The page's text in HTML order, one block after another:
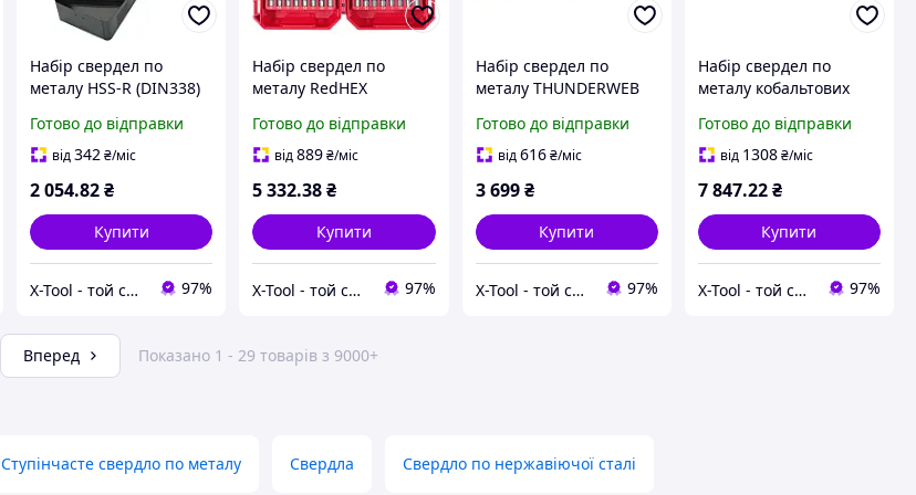
Набір свердел по
металу HSS-R (DIN338)
металевий кейс
Milwaukee 4932352469
Готово до відправки
від342₴/міс
2 054.82₴
Купити
X-Tool - той самий інструмент! 97%
Набір свердел по
металу RedHEX
PACKOUT (Ø 2 13 мм) 25
шт. в пластиковому
4932500420
Готово до відправки
від889₴/міс
5 332.38₴
Купити
X-Tool - той самий інструмент! 97%
Набір свердел по
металу THUNDERWEB
(Ø 1-13 мм) 25шт. в
пластиковому кейсі
Готово до відправки
від616 ₴/міс
3 699 ₴
Купити
X-Tool - той самий інструмент! 97%
Набір свердел по
металу кобальтових
(DIN338) Ø 1-13 мм
(25шт.) пластиковий
4932493868
Готово до відправки
від 1308₴/міс
7 847.22₴
Купити
X-Tool - той самий інструмент! 97%
Вперед Показано 1 - 29 товарів з 9000+
Ступінчасте свердло по металу Свердла Свердло по нержавіючої сталі